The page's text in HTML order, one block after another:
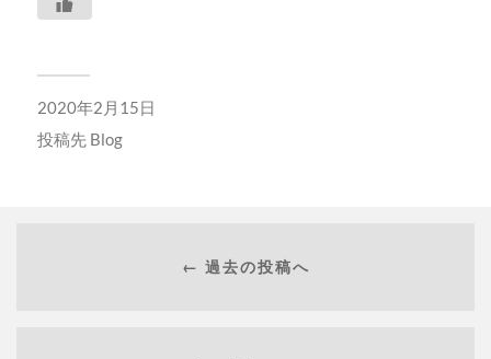
2020年2月15日
投稿先 Blog
← 過去の投稿へ